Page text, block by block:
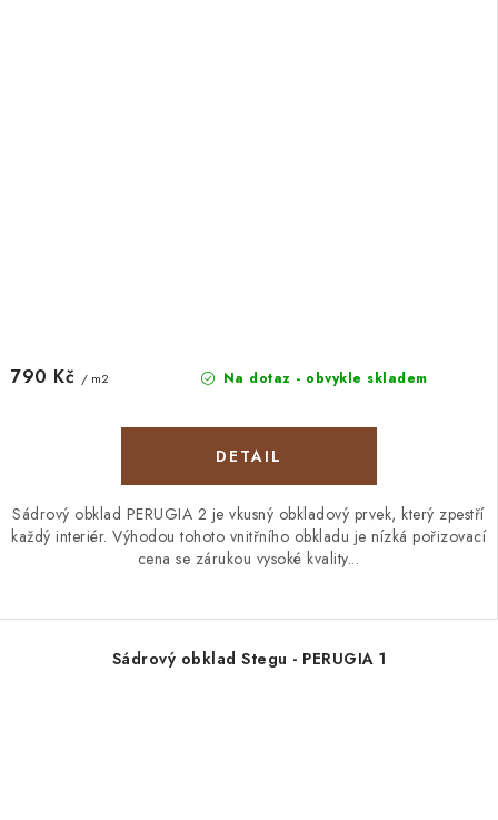
Na dotaz - obvykle skladem
790 Kč / m2
Sádrový obklad PERUGIA 2 je vkusný obkladový prvek, který zpestří
každý interiér. Výhodou tohoto vnitřního obkladu je nízká pořizovací
cena se zárukou vysoké kvality...
Sádrový obklad Stegu - PERUGIA 1